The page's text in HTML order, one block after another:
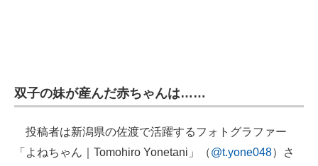
双子の妹が産んだ赤ちゃんは……
投稿者は新潟県の佐渡で活躍するフォトグラファー
「よねちゃん｜Tomohiro Yonetani」（@t.yone048）さ